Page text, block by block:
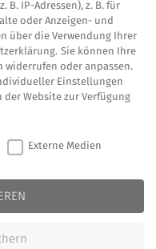
Einträge »
B. IP-Adressen), z. B. für
oder Anzeigen- und
über die Verwendung Ihrer
. Sie können Ihre
widerrufen oder anpassen.
Einstellungen
Website zur Verfügung
Externe Medien